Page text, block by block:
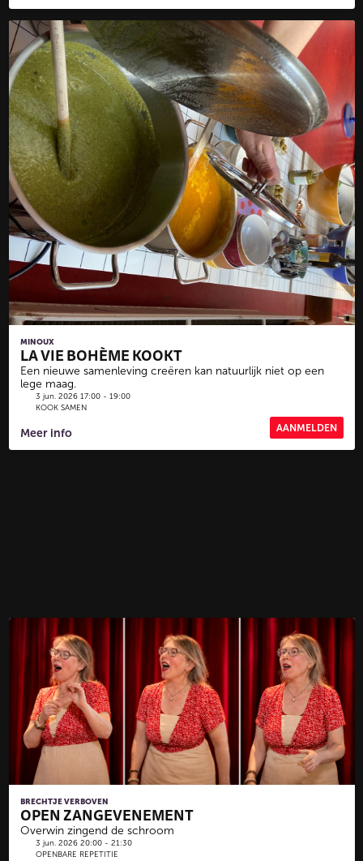
MINOUX
LA VIE BOHÈME KOOKT
Een nieuwe samenleving creëren kan natuurlijk niet op een
lege maag.
3 jun. 2026 17:00 - 19:00
KOOK SAMEN
Meer info AANMELDEN
BRECHTJE VERBOVEN
OPEN ZANGEVENEMENT
Overwin zingend de schroom
3 jun. 2026 20:00 - 21:30
OPENBARE REPETITIE